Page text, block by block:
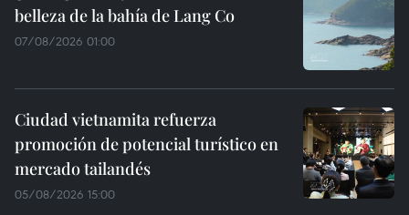
belleza de la bahía de Lang Co
07/08/2026 01:00
Ciudad vietnamita refuerza
promoción de potencial turístico en
mercado tailandés
05/08/2026 15:00